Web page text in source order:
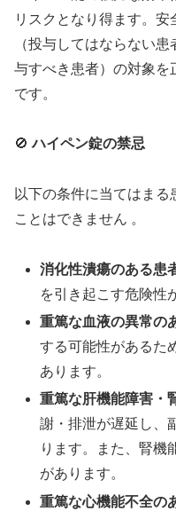
リスクとなり得ます。
（投与してはならない
与すべき患者）の対象を
です。
🚫ハイペン錠の禁忌
以下の条件に当てはま
ことはできません 。
消化性潰瘍のある患
を引き起こす危険性
重篤な血液の異常の
する可能性があるた
あります。
重篤な肝機能障害・
謝・排泄が遅延し、
ります。また、腎機
があります。
重篤な心機能不全の